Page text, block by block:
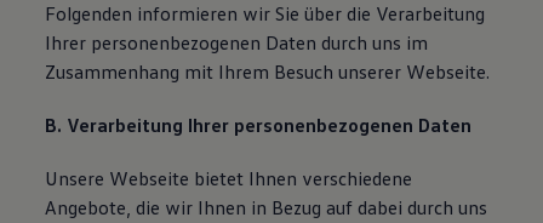
Folgenden informieren wir Sie über die Verarbeitung
Ihrer personenbezogenen Daten durch uns im
Zusammenhang mit Ihrem Besuch unserer Webseite.
B. Verarbeitung Ihrer personenbezogenen Daten
Unsere Webseite bietet Ihnen verschiedene
Angebote, die wir Ihnen in Bezug auf dabei durch uns